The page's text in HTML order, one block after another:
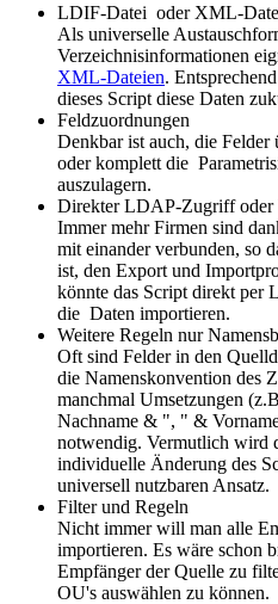
LDIF-Datei oder XML-
Als universelle
Verzeichnisinformationen
XML-Dateien.
dieses Script diese Daten
Feldzuordnungen
Denkbar ist auch, die Felder
oder komplett die
auszulagern.
Direkter LDAP-Zugriff oder
Immer mehr Firmen sind
mit einander verbunden, so
ist, den Export und
könnte das Script direkt per
die Daten importieren.
Weitere Regeln nur
Oft sind Felder in den
die Namenskonvention des
manchmal Umsetzungen
Nachname & ", " &
notwendig. Vermutlich wird
individuelle Änderung des
universell nutzbaren Ansatz.
Filter und Regeln
Nicht immer will man alle
importieren. Es wäre schon
Empfänger der Quelle zu
OU's auswählen zu können.